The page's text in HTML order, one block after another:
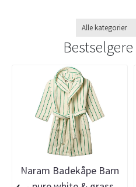
Bestselgere
Naram Badekåpe Barn